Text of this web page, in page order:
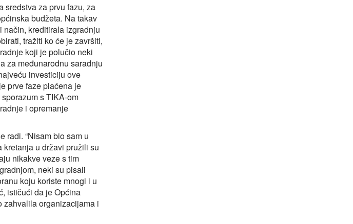
sredstva za prvu fazu, za
budžeta. Na takav
način, kreditirala izgradnju
tražiti ko će je završiti,
koji je polučio neki
za međunarodnu saradnju
investiciju ove
prve faze plaćena je
s TIKA-om
i opremanje
radi. “Nisam bio sam u
u državi pružili su
nikakve veze s tim
neki su pisali
koju koriste mnogi i u
ističući da je Općina
zahvalila organizacijama i